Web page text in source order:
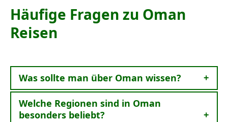
Häufige Fragen zu Oman
Reisen
Was sollte man über Oman wissen?
Welche Regionen sind in Oman
besonders beliebt?